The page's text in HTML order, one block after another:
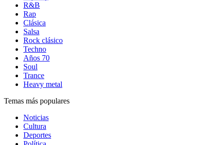
R&B
Rap
Clásica
Salsa
Rock clásico
Techno
Años 70
Soul
Trance
Heavy metal
Temas más populares
Noticias
Cultura
Deportes